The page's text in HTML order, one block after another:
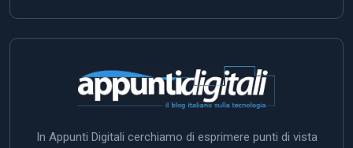
In Appunti Digitali cerchiamo di esprimere punti di vista